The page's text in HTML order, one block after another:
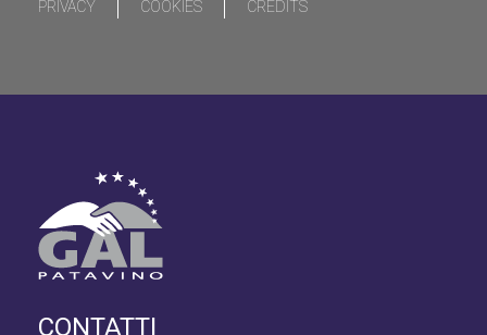
CONTATTI
PRIVACY COOKIES CREDITS